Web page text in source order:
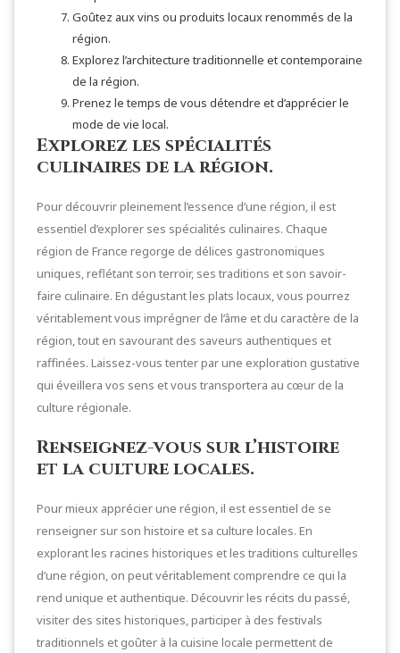
Goûtez aux vins ou produits locaux renommés de la
région.
Explorez l’architecture traditionnelle et contemporaine
de la région.
Prenez le temps de vous détendre et d’apprécier le
mode de vie local.
Explorez les spécialités
culinaires de la région.
Pour découvrir pleinement l’essence d’une région, il est
essentiel d’explorer ses spécialités culinaires. Chaque
région de France regorge de délices gastronomiques
uniques, reflétant son terroir, ses traditions et son savoir-
faire culinaire. En dégustant les plats locaux, vous pourrez
véritablement vous imprégner de l’âme et du caractère de la
région, tout en savourant des saveurs authentiques et
raffinées. Laissez-vous tenter par une exploration gustative
qui éveillera vos sens et vous transportera au cœur de la
culture régionale.
Renseignez-vous sur l’histoire
et la culture locales.
Pour mieux apprécier une région, il est essentiel de se
renseigner sur son histoire et sa culture locales. En
explorant les racines historiques et les traditions culturelles
d’une région, on peut véritablement comprendre ce qui la
rend unique et authentique. Découvrir les récits du passé,
visiter des sites historiques, participer à des festivals
traditionnels et goûter à la cuisine locale permettent de